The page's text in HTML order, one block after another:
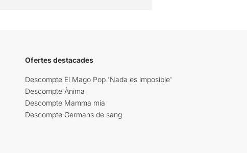
Ofertes destacades
Descompte El Mago Pop 'Nada es imposible'
Descompte Ànima
Descompte Mamma mia
Descompte Germans de sang